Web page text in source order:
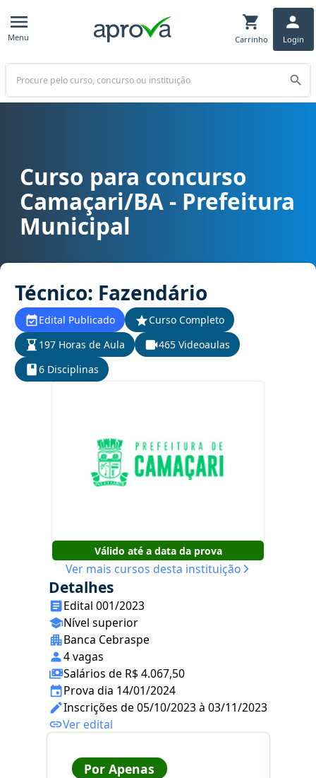
Menu Carrinho Login
Buscar
Curso para concurso Camaçari/BA - Prefeitura Municipal cargo
Curso para concurso
Camaçari/BA - Prefeitura
Municipal
Técnico: Fazendário
Edital Publicado
Curso Completo
197 Horas de Aula
465 Videoaulas
6 Disciplinas
Válido até a data da prova
Ver mais cursos desta instituição
Detalhes
Edital 001/2023
Nível superior
Banca Cebraspe
4 vagas
Salários de R$ 4.067,50
Prova dia 14/01/2024
Inscrições de 05/10/2023 à 03/11/2023
Ver edital
Por Apenas